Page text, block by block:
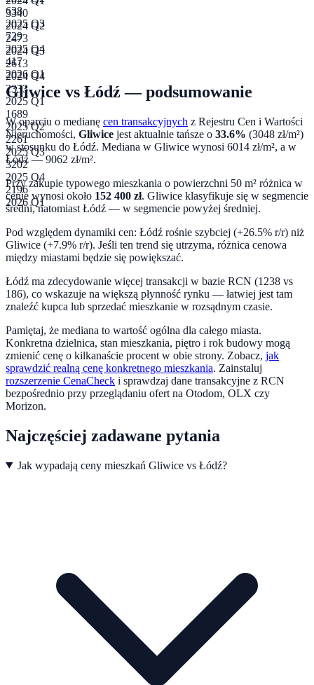
638
2025 Q3
729
2025 Q4
417
2026 Q1
3340
2024 Q2
2473
2024 Q3
2613
2024 Q4
2333
2025 Q1
1689
2025 Q2
2261
2025 Q3
3202
2025 Q4
2196
2026 Q1
Gliwice vs Łódź — podsumowanie
W oparciu o medianę cen transakcyjnych z Rejestru Cen i Wartości
Nieruchomości, Gliwice jest aktualnie tańsze o 33.6% (3048 zł/m²)
w stosunku do Łódź. Mediana w Gliwice wynosi 6014 zł/m², a w
Łódź — 9062 zł/m².
Przy zakupie typowego mieszkania o powierzchni 50 m² różnica w
cenie wynosi około 152 400 zł. Gliwice klasyfikuje się w segmencie
średni, natomiast Łódź — w segmencie powyżej średniej.
Pod względem dynamiki cen: Łódź rośnie szybciej (+26.5% r/r) niż
Gliwice (+7.9% r/r). Jeśli ten trend się utrzyma, różnica cenowa
między miastami będzie się powiększać.
Łódź ma zdecydowanie więcej transakcji w bazie RCN (1238 vs
186), co wskazuje na większą płynność rynku — łatwiej jest tam
znaleźć kupca lub sprzedać mieszkanie w rozsądnym czasie.
Pamiętaj, że mediana to wartość ogólna dla całego miasta.
Konkretna dzielnica, stan mieszkania, piętro i rok budowy mogą
zmienić cenę o kilkanaście procent w obie strony. Zobacz, jak
sprawdzić realną cenę konkretnego mieszkania. Zainstaluj
rozszerzenie CenaCheck i sprawdzaj dane transakcyjne z RCN
bezpośrednio przy przeglądaniu ofert na Otodom, OLX czy
Morizon.
Najczęściej zadawane pytania
Jak wypadają ceny mieszkań Gliwice vs Łódź?